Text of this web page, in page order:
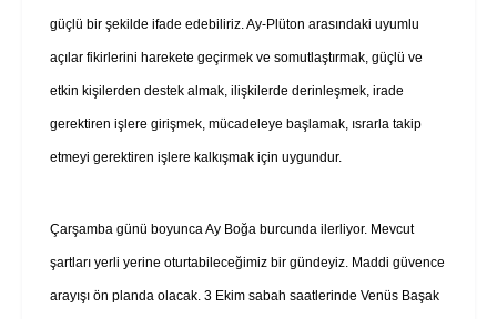
güçlü bir şekilde ifade edebiliriz. Ay-Plüton arasındaki uyumlu
açılar fikirlerini harekete geçirmek ve somutlaştırmak, güçlü ve
etkin kişilerden destek almak, ilişkilerde derinleşmek, irade
gerektiren işlere girişmek, mücadeleye başlamak, ısrarla takip
etmeyi gerektiren işlere kalkışmak için uygundur.
Çarşamba günü boyunca Ay Boğa burcunda ilerliyor. Mevcut
şartları yerli yerine oturtabileceğimiz bir gündeyiz. Maddi güvence
arayışı ön planda olacak. 3 Ekim sabah saatlerinde Venüs Başak